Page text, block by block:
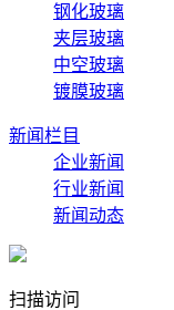
钢化玻璃
夹层玻璃
中空玻璃
镀膜玻璃
新闻栏目
企业新闻
行业新闻
新闻动态
扫描访问